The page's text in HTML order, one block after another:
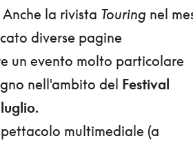
la rivista Touringnel
diverse pagine
un evento molto particolare
nell'ambito del Festival
multimediale (a